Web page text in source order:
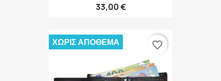
33,00 €
ΧΩΡΊΣ ΑΠΌΘΕΜΑ favorite_border